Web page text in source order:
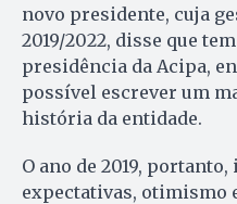
novo presidente, cuja
2019/2022, disse que
presidência da Acipa,
possível escrever um
história da entidade.
O ano de 2019,
expectativas, otimismo